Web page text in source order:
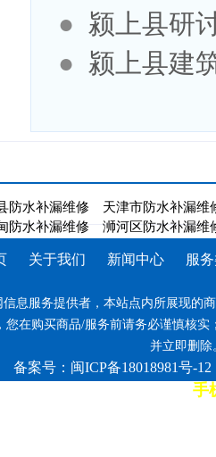
● 颍上县研
● 颍上县建
防水补漏维修
天津市防水补漏维
防水补漏维修 浉河区防水补漏维
关于我们 新闻中心 服
息服务提供者，本站点内所展现的
在购买商品/服务前请务必谨慎核
并立即删除
备案号：闽ICP备18018981号-12
7*12小时客服热线: 康师傅手